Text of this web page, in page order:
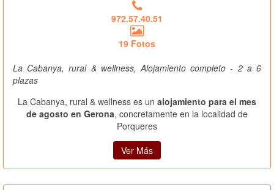
972.57.40.51
19 Fotos
La Cabanya, rural & wellness, Alojamiento completo - 2 a 6
plazas
La Cabanya, rural & wellness es un alojamiento para el mes
de agosto en Gerona, concretamente en la localidad de
Porqueres
Ver Más